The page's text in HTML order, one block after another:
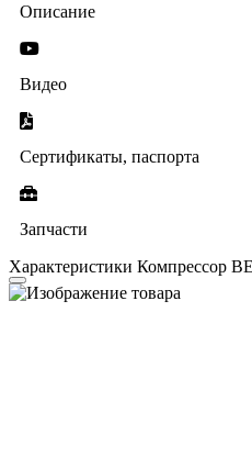
Описание
Видео
Сертификаты, паспорта
Запчасти
Характеристики Компрессор